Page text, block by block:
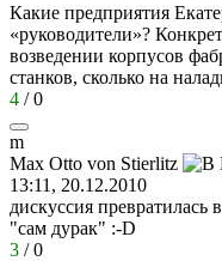
Какие предприятия
«руководители»?
возведении корпусов
станков, сколько на
4 /0
m
Max Otto von Stierlitz
13:11, 20.12.2010
дискуссия
"сам дурак" :-D
3 /0